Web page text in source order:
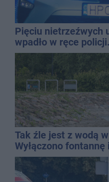
Pięciu nietrzeźwych
wpadło w ręce
promila
Tak źle jest z wodą
Wyłączono
dolewkę